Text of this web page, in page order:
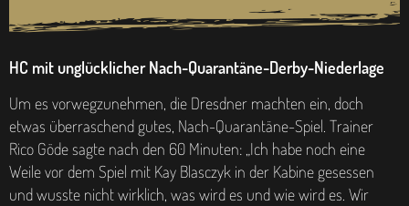
HC mit unglücklicher Nach-Quarantäne-Derby-Niederlage
Um es vorwegzunehmen, die Dresdner machten ein, doch
etwas überraschend gutes, Nach-Quarantäne-Spiel. Trainer
Rico Göde sagte nach den 60 Minuten: „Ich habe noch eine
Weile vor dem Spiel mit Kay Blasczyk in der Kabine gesessen
und wusste nicht wirklich, was wird es und wie wird es. Wir